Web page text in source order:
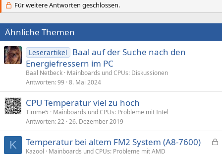
Für weitere Antworten geschlossen.
Ähnliche Themen
Leserartikel
Baal auf der Suche nach den
Energiefressern im PC
Baal Netbeck Mainboards und CPUs: Diskussionen
Antworten 99 8. Mai 2024
CPU Temperatur viel zu hoch
Timme5
Mainboards und CPUs: Probleme mit Intel
Antworten 22 26. Dezember 2019
K Temperatur bei altem FM2 System (A8-7600)
Kazool
Mainboards und CPUs: Probleme mit AMD